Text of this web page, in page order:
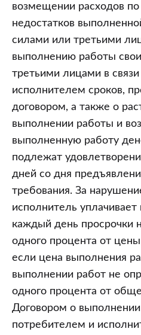
возмещении расходов
недостатков
силами или третьими
выполнению работы
третьими лицами в
исполнителем сроков,
договором, а также о
выполнении работы и
выполненную работу
подлежат
дней со дня
требования. За
исполнитель
каждый день просрочки
одного процента от
если цена выполнения
выполнении работ не
одного процента от
Договором о
потребителем и